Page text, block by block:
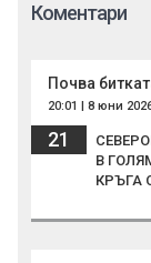
Коментари
Почва
20:01 | 8 юни
21
В
КРЪГА